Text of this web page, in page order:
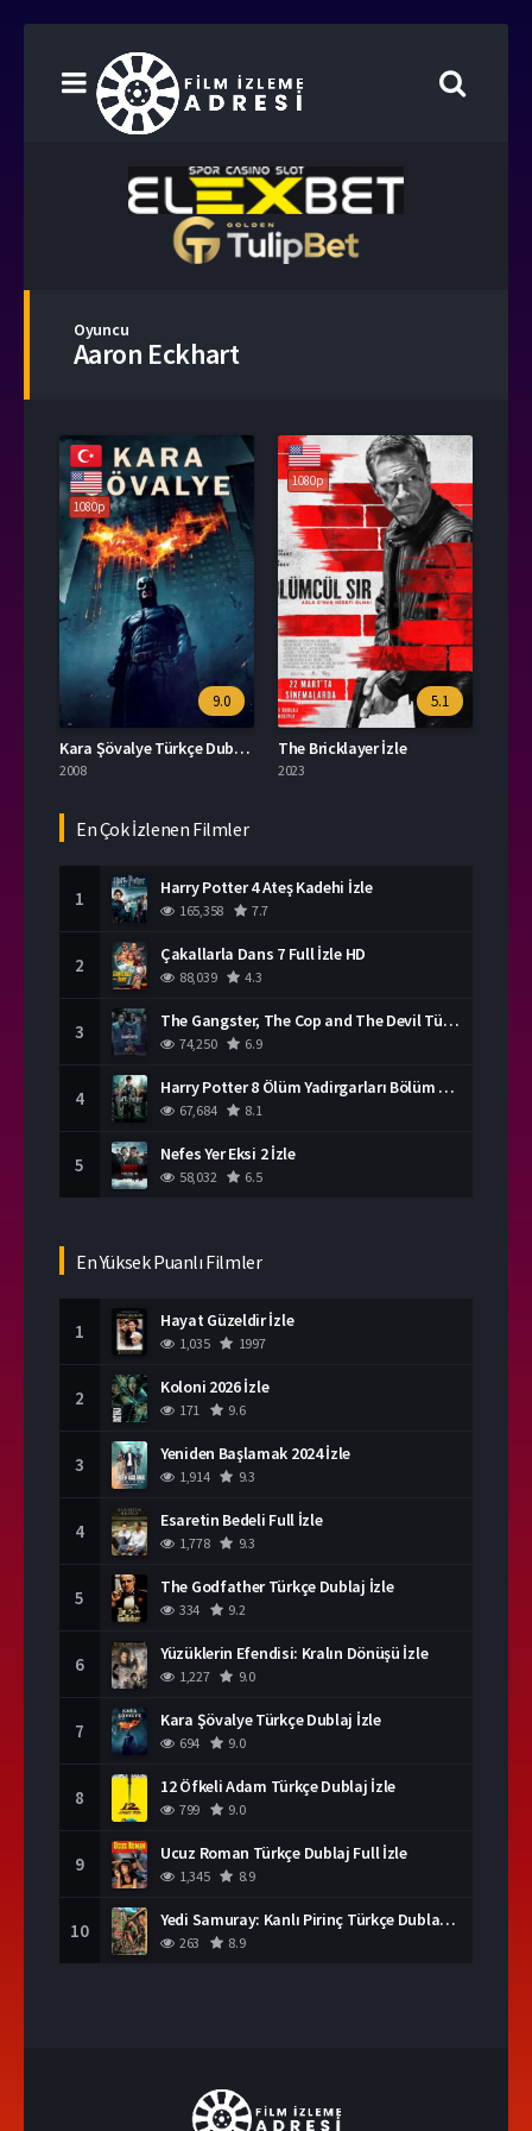
Oyuncu
Aaron Eckhart
1080p
9.0
Kara Şövalye Türkçe Dublaj İzle
2008
1080p
5.1
The Bricklayer İzle
2023
En Çok İzlenen Filmler
1 Harry Potter 4 Ateş Kadehi İzle
165,358 7.7
2 Çakallarla Dans 7 Full İzle HD
88,039 4.3
3 The Gangster, The Cop and The Devil Türkçe Dublaj İzle
74,250 6.9
4 Harry Potter 8 Ölüm Yadirgarları Bölüm 2 İzle
67,684 8.1
5 Nefes Yer Eksi 2 İzle
58,032 6.5
En Yüksek Puanlı Filmler
1 Hayat Güzeldir İzle
1,035 1997
2 Koloni 2026 İzle
171 9.6
3 Yeniden Başlamak 2024 İzle
1,914 9.3
4 Esaretin Bedeli Full İzle
1,778 9.3
5 The Godfather Türkçe Dublaj İzle
334 9.2
6 Yüzüklerin Efendisi: Kralın Dönüşü İzle
1,227 9.0
7 Kara Şövalye Türkçe Dublaj İzle
694 9.0
8 12 Öfkeli Adam Türkçe Dublaj İzle
799 9.0
9 Ucuz Roman Türkçe Dublaj Full İzle
1,345 8.9
10 Yedi Samuray: Kanlı Pirinç Türkçe Dublaj İzle
263 8.9